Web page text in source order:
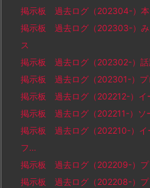
掲示板 過去ログ（202304-）本
掲示板 過去ログ（202303-）み
ス
掲示板 過去ログ（202302-）話
掲示板 過去ログ（202301-）プ
掲示板 過去ログ（202212-）イ
掲示板 過去ログ（202211-）ソ
掲示板 過去ログ（202210-）イ
フ…
掲示板 過去ログ（202209-）プ
掲示板 過去ログ（202208-）プ